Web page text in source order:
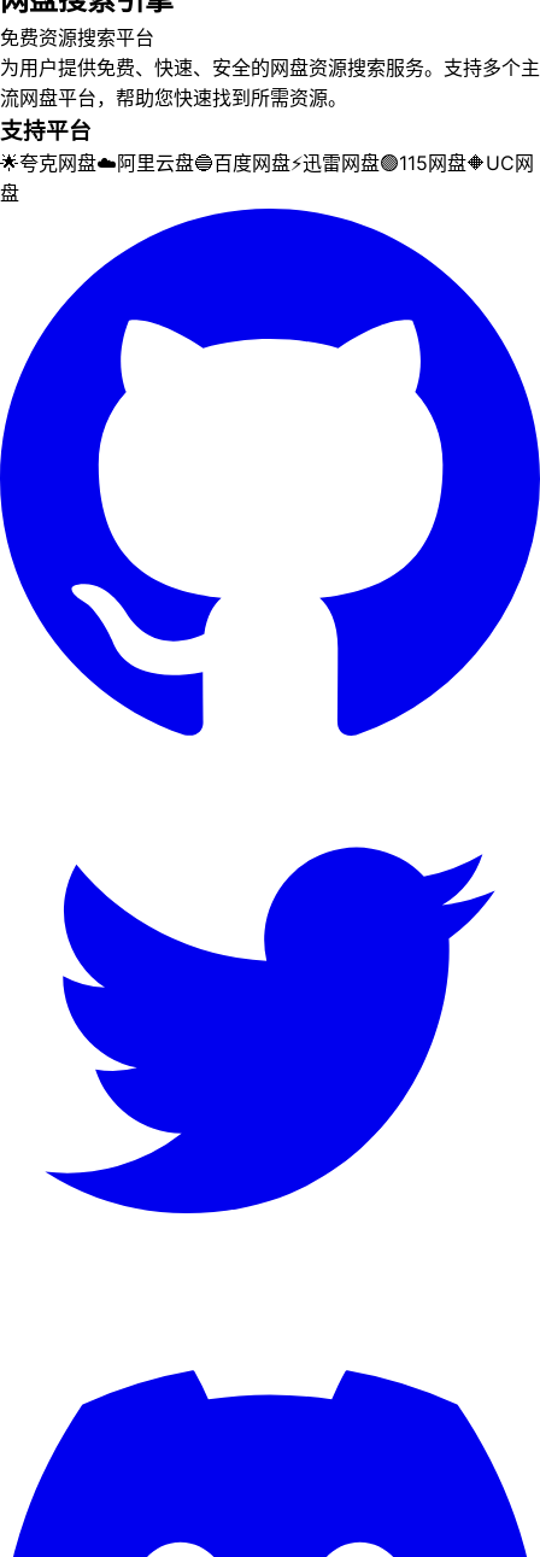
免费资源搜索平台
为用户提供免费、快速、安全的网盘资源搜索服务。支持多个主
流网盘平台，帮助您快速找到所需资源。
支持平台
🌟夸克网盘☁️阿里云盘🔵百度网盘⚡迅雷网盘🟢115网盘🔶UC网
盘